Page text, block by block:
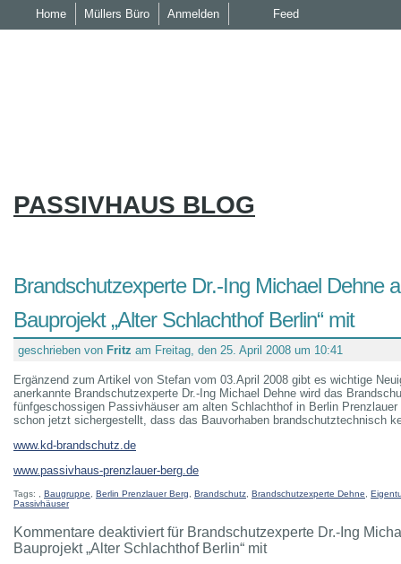
PASSIVHAUS BLOG
Brandschutzexperte Dr.-Ing Michael Dehne
Bauprojekt „Alter Schlachthof Berlin“ mit
geschrieben von Fritz am Freitag, den 25. April 2008 um 10:41
Ergänzend zum Artikel von Stefan vom 03.April 2008 gibt es wichtige
anerkannte Brandschutzexperte Dr.-Ing Michael Dehne wird das
fünfgeschossigen Passivhäuser am alten Schlachthof in Berlin
schon jetzt sichergestellt, dass das Bauvorhaben brandschutztechnisch
www.kd-brandschutz.de
www.passivhaus-prenzlauer-berg.de
Tags: Baugruppe Berlin Prenzlauer Berg Brandschutz Brandschutzexperte Dehne
Passivhäuser
Kommentare deaktiviertfür Brandschutzexperte Dr.-Ing
Bauprojekt „Alter Schlachthof Berlin“ mit
Home Müllers Büro Anmelden Feed